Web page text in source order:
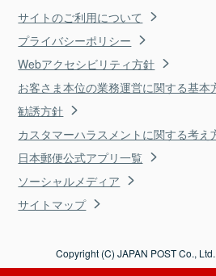
サイトのご利用について
プライバシーポリシー
Webアクセシビリティ方針
お客さま本位の業務運営に関する基本
勧誘方針
カスタマーハラスメントに関する考え
日本郵便公式アプリ一覧
ソーシャルメディア
サイトマップ
Copyright (C) JAPAN POST Co.,